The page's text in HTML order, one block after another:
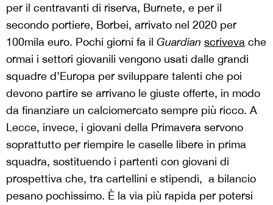
per il centravanti di riserva, Burnete, e per il
secondo portiere, Borbei, arrivato nel 2020 per
100mila euro. Pochi giorni fa il Guardian scriveva che
ormai i settori giovanili vengono usati dalle grandi
squadre d’Europa per sviluppare talenti che poi
devono partire se arrivano le giuste offerte, in modo
da finanziare un calciomercato sempre più ricco. A
Lecce, invece, i giovani della Primavera servono
soprattutto per riempire le caselle libere in prima
squadra, sostituendo i partenti con giovani di
prospettiva che, tra cartellini e stipendi, a bilancio
pesano pochissimo. È la via più rapida per potersi